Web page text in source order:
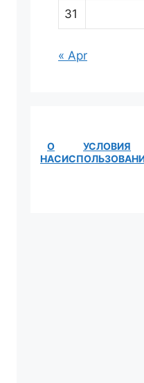
31
« Apr
О
НАС
УСЛОВИЯ